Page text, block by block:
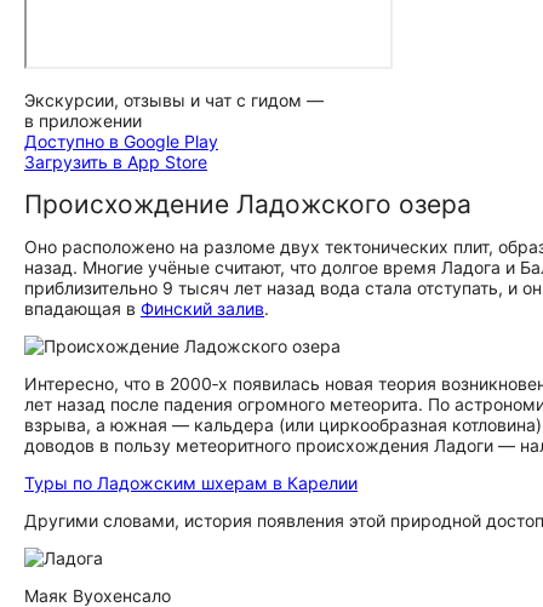
Экскурсии, отзывы и чат с гидом —
в приложении
Доступно в Google Play
Загрузить в App Store
Происхождение Ладожского озера
Оно расположено на разломе двух тектонических плит,
назад. Многие учёные считают, что долгое время Ладога
приблизительно 9 тысяч лет назад вода стала отступать,
впадающая в Финский залив.
Интересно, что в 2000‑х появилась новая теория
лет назад после падения огромного метеорита. По
взрыва, а южная — кальдера (или циркообразная
доводов в пользу метеоритного происхождения Ладоги —
Туры по Ладожским шхерам в Карелии
Другими словами, история появления этой природной
Маяк Вуохенсало